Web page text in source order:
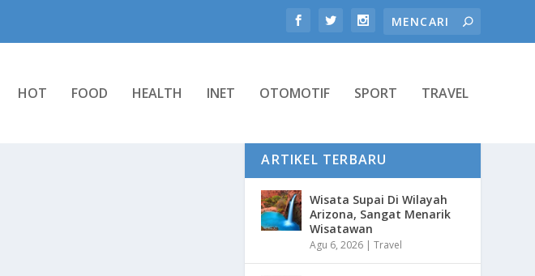
HOT FOOD HEALTH INET OTOMOTIF SPORT TRAVEL
ARTIKEL TERBARU
Wisata Supai Di Wilayah
Arizona, Sangat Menarik
Wisatawan
Agu 6, 2026 |Travel